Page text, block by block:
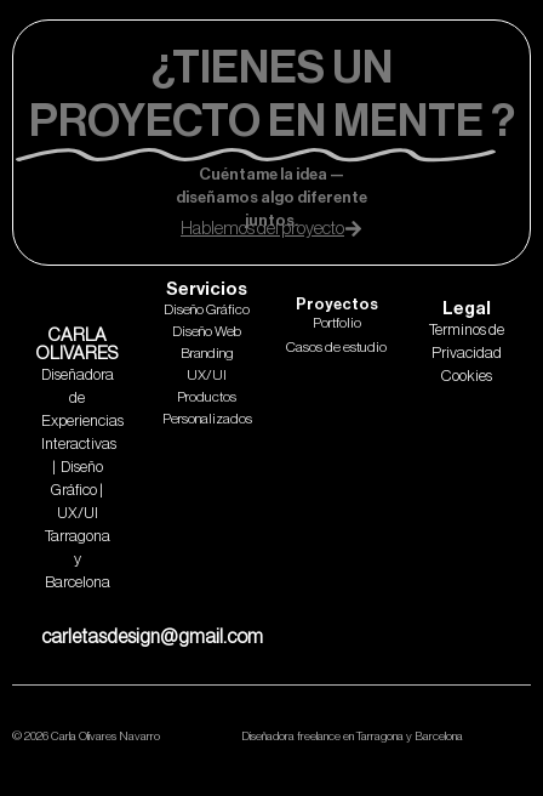
¿TIENES UN
PROYECTO EN MENTE ?
Cuéntame la idea —
diseñamos algo diferente
juntos.
Hablemos del proyecto
CARLA
OLIVARES
Diseñadora
de
Experiencias
Interactivas
| Diseño
Gráfico |
UX/UI
Tarragona
y
Barcelona
carletasdesign@gmail.com
Servicios
Diseño Gráfico
Diseño Web
Branding
UX/UI
Productos
Personalizados
Proyectos
Portfolio
Casos de estudio
Legal
Terminos de
Privacidad
Cookies
© 2026 Carla Olivares Navarro Diseñadora freelance en Tarragona y Barcelona